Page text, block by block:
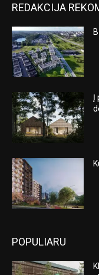
REDAKCIJA
Į
POPULIARU